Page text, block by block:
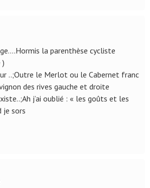
la parenthèse cycliste
)
..;Outre le Merlot ou le Cabernet franc
des rives gauche et droite
j’ai oublié : « les goûts et les
je sors